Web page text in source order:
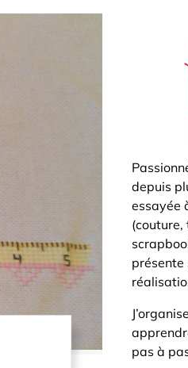
depuis
essayée
présente
pas à